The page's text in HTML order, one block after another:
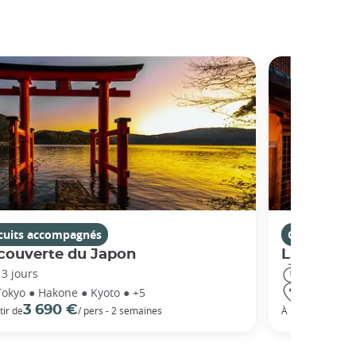
accompagnés
du Japon
jours
● Hakone ● Kyoto ● +5
de3 690 €/ pers - 2 semaines
Circuits
La Route
À partir de